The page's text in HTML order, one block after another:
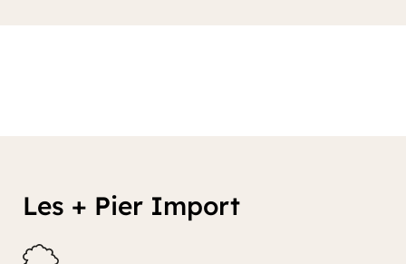
Les + Pier Import